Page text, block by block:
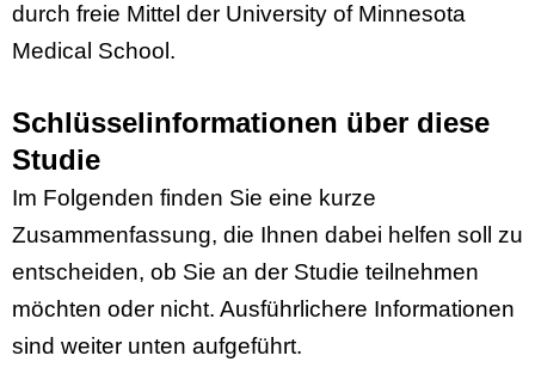
durch freie Mittel der University of Minnesota
Medical School.
Schlüsselinformationen über diese
Studie
Im Folgenden finden Sie eine kurze
Zusammenfassung, die Ihnen dabei helfen soll zu
entscheiden, ob Sie an der Studie teilnehmen
möchten oder nicht. Ausführlichere Informationen
sind weiter unten aufgeführt.